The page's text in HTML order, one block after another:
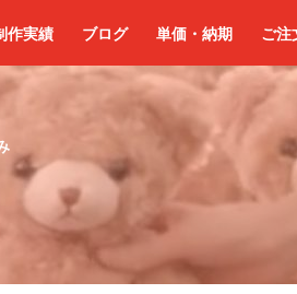
作実績 ブログ 単価・納期 ご注